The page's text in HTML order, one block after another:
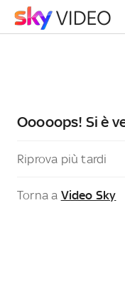
Ooooops! Si è
Riprova più tardi
Torna a Video Sky